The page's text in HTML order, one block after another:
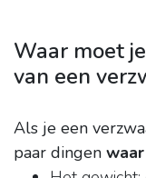
Waar moet
van een
Als je een
paar dingen waar